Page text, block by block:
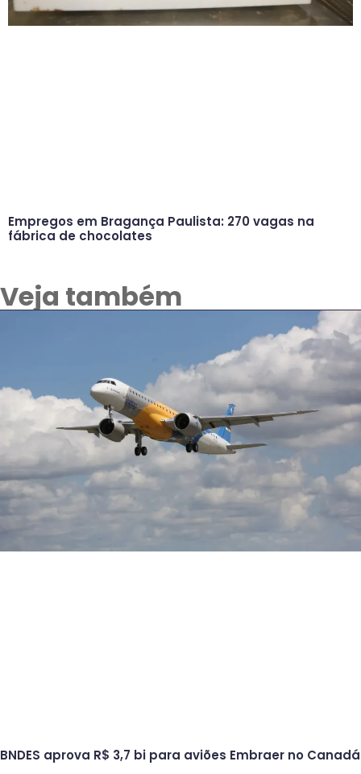
Empregos em Bragança Paulista: 270 vagas na
fábrica de chocolates
Veja também
BNDES aprova R$ 3,7 bi para aviões Embraer no Canadá